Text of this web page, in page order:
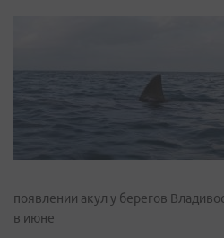
появлении акул у берегов
в июне